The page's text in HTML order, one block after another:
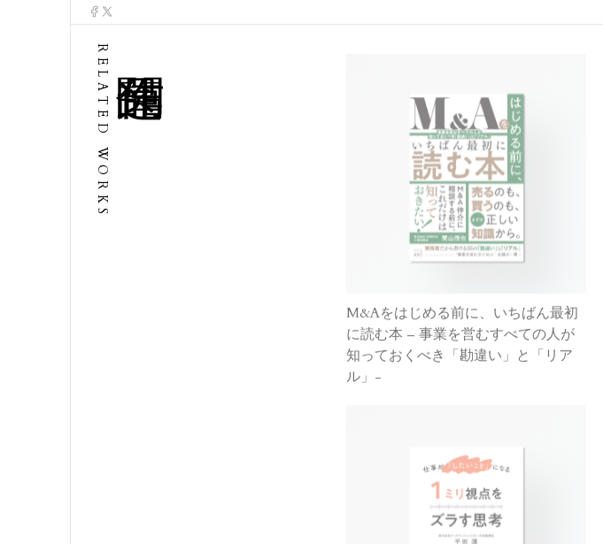
RELATED WORKS
M&Aをはじめる前に、いちばん最初
に読む本 – 事業を営むすべての人が
知っておくべき「勘違い」と「リア
ル」-